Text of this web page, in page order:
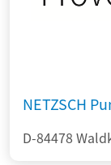
NETZSCH
D-84478